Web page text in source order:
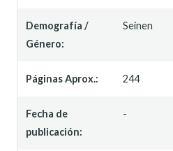
Demografía /
Género:
Seinen
Páginas Aprox.: 244
Fecha de
publicación:
-